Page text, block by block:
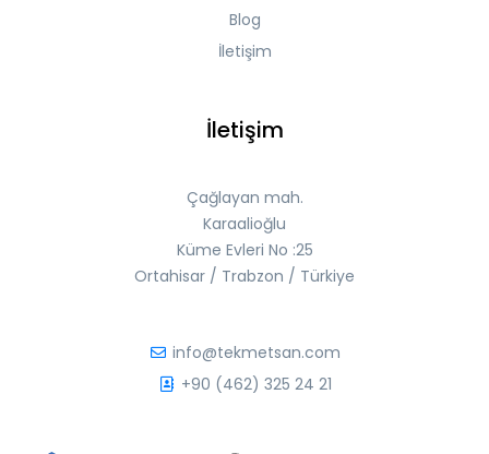
Blog
İletişim
İletişim
Çağlayan mah.
Karaalioğlu
Küme Evleri No :25
Ortahisar / Trabzon / Türkiye
info@tekmetsan.com
+90 (462) 325 24 21